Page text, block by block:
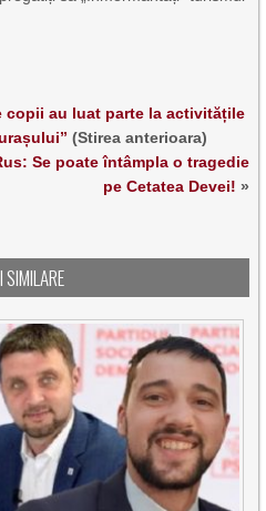
copii au luat parte la activitățile
(Stirea anterioara)
Se poate întâmpla o tragedie
pe Cetatea Devei! »
SIMILARE